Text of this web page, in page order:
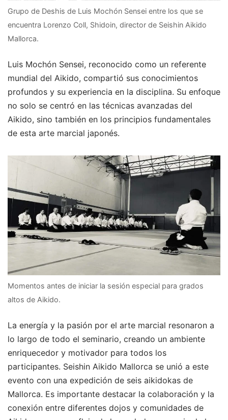
Grupo de Deshis de Luis Mochón Sensei entre los que se
encuentra Lorenzo Coll, Shidoin, director de Seishin Aikido
Mallorca.
Luis Mochón Sensei, reconocido como un referente
mundial del Aikido, compartió sus conocimientos
profundos y su experiencia en la disciplina. Su enfoque
no solo se centró en las técnicas avanzadas del
Aikido, sino también en los principios fundamentales
de esta arte marcial japonés.
Momentos antes de iniciar la sesión especial para grados
altos de Aikido.
La energía y la pasión por el arte marcial resonaron a
lo largo de todo el seminario, creando un ambiente
enriquecedor y motivador para todos los
participantes. Seishin Aikido Mallorca se unió a este
evento con una expedición de seis aikidokas de
Mallorca. Es importante destacar la colaboración y la
conexión entre diferentes dojos y comunidades de